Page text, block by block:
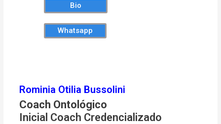
Bio
Whatsapp
Rominia Otilia Bussolini
Coach Ontológico
Inicial Coach Credencializado